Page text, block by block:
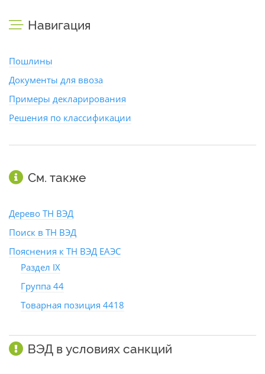
Навигация
Пошлины
Документы для ввоза
Примеры декларирования
Решения по классификации
См. также
Дерево ТН ВЭД
Поиск в ТН ВЭД
Пояснения к ТН ВЭД ЕАЭС
Раздел IX
Группа 44
Товарная позиция 4418
ВЭД в условиях санкций